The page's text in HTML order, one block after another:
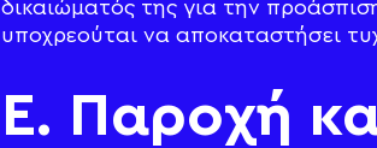
δικαιώματός της για την
υποχρεούται να αποκαταστήσει
Ε. Παροχή